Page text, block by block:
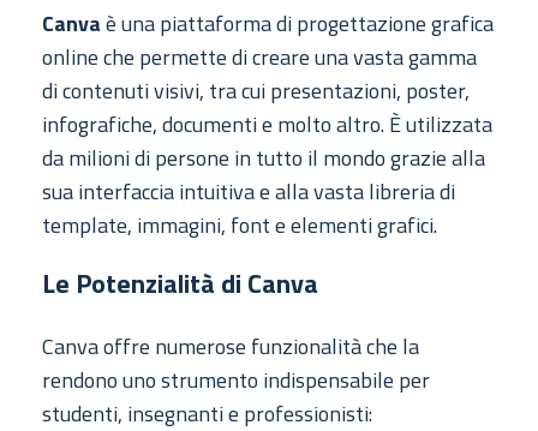
Canvaè una piattaforma di progettazione grafica
online che permette di creare una vasta gamma
di contenuti visivi, tra cui presentazioni, poster,
infografiche, documenti e molto altro. È utilizzata
da milioni di persone in tutto il mondo grazie alla
sua interfaccia intuitiva e alla vasta libreria di
template, immagini, font e elementi grafici.
Le Potenzialità di Canva
Canva offre numerose funzionalità che la
rendono uno strumento indispensabile per
studenti, insegnanti e professionisti: